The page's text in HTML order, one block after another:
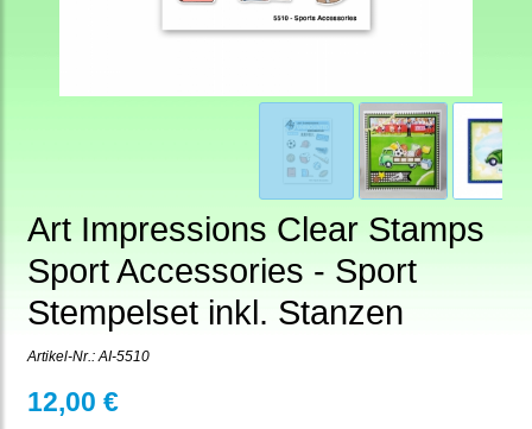
Art Impressions Clear Stamps
Sport Accessories - Sport
Stempelset inkl. Stanzen
Artikel-Nr.: AI-5510
12,00 €